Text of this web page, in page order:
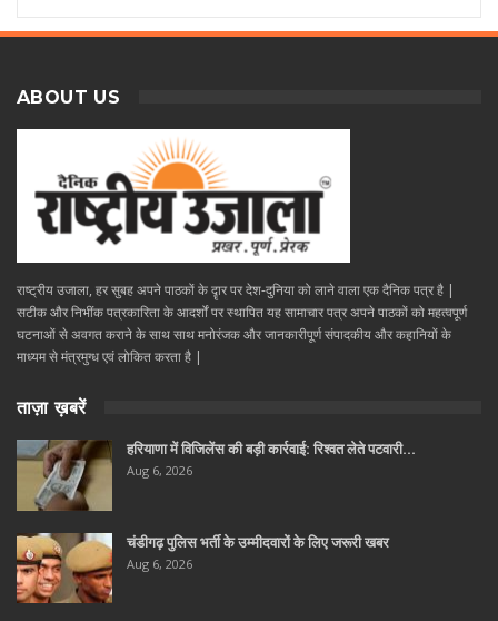
ABOUT US
राष्ट्रीय उजाला, हर सुबह अपने पाठकों के दॄार पर देश-दुनिया को लाने वाला एक दैनिक पत्र है |
सटीक और निभींक पत्रकारिता के आदर्शों पर स्थापित यह सामाचार पत्र अपने पाठकों को महत्वपूर्ण
घटनाओं से अवगत कराने के साथ साथ मनोरंजक और जानकारीपूर्ण संपादकीय और कहानियों के
माध्यम से मंत्रमुग्ध एवं लोकित करता है |
ताज़ा ख़बरें
हरियाणा में विजिलेंस की बड़ी कार्रवाई: रिश्वत लेते पटवारी…
Aug 6, 2026
चंडीगढ़ पुलिस भर्ती के उम्मीदवारों के लिए जरूरी खबर
Aug 6, 2026